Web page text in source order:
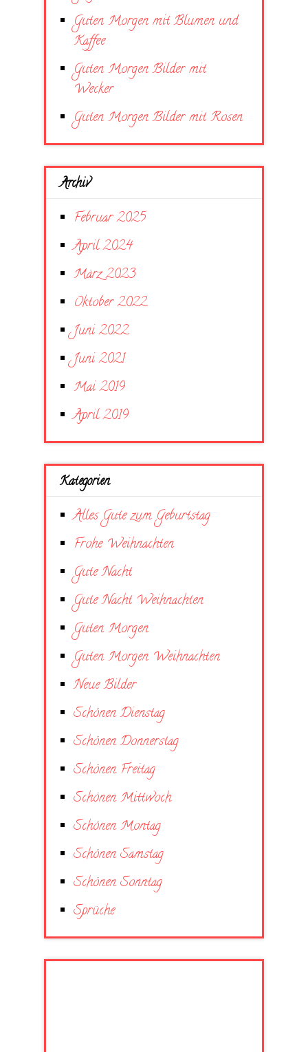
Guten Morgen mit Blumen und
Kaffee
Guten Morgen Bilder mit
Wecker
Guten Morgen Bilder mit Rosen
Archiv
Februar 2025
April 2024
März 2023
Oktober 2022
Juni 2022
Juni 2021
Mai 2019
April 2019
Kategorien
Alles Gute zum Geburtstag
Frohe Weihnachten
Gute Nacht
Gute Nacht Weihnachten
Guten Morgen
Guten Morgen Weihnachten
Neue Bilder
Schönen Dienstag
Schönen Donnerstag
Schönen Freitag
Schönen Mittwoch
Schönen Montag
Schönen Samstag
Schönen Sonntag
Sprüche